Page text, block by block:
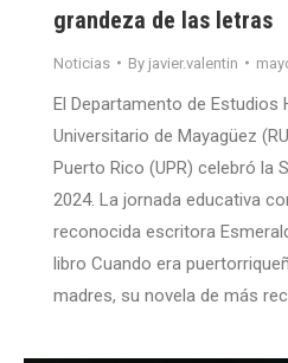
grandeza de las letras
Noticias By javier.valentin
El Departamento de Estudios
Universitario de Mayagüez
Puerto Rico (UPR) celebró la
2024. La jornada educativa
reconocida escritora
libro Cuando era
madres, su novela de más